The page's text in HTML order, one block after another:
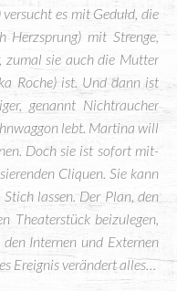
es mit Geduld, die
Herz­sprung) mit Stren­ge,
sie auch die Mut­ter
Roche) ist. Und dann ist
genannt Nicht­rau­cher
lebt. Mar­ti­na will
Doch sie ist sofort mit­
Cli­quen. Sie kann
las­sen. Der Plan, den
Thea­ter­stück bei­zu­le­gen,
Inter­nen und Exter­nen
Ereig­nis ver­än­dert alles…